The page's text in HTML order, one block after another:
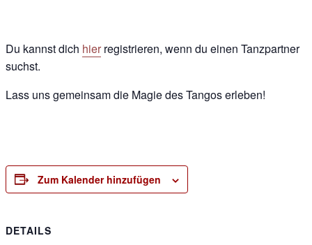
Du kannst dich hier registrieren, wenn du einen Tanzpartner
suchst.
Lass uns gemeinsam die Magie des Tangos erleben!
Zum Kalender hinzufügen
DETAILS